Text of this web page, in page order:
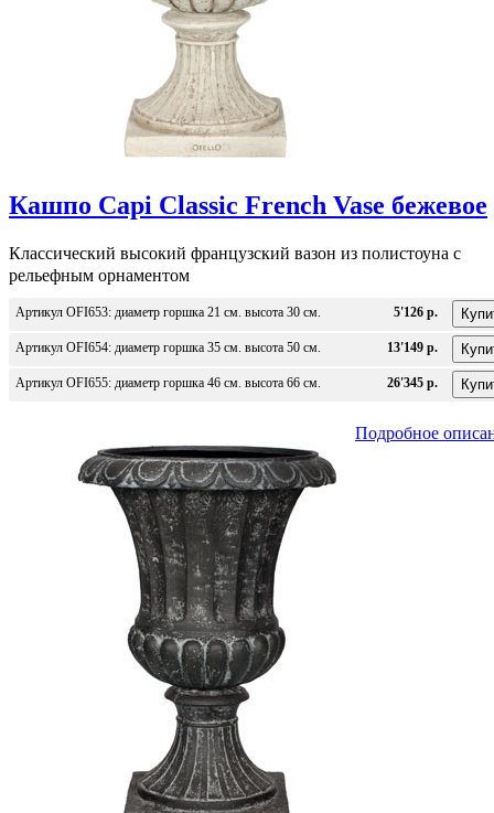
Кашпо Capi Classic French Vase бежевое
Классический высокий французский вазон из полистоуна с
рельефным орнаментом
Артикул OFI653: диаметр горшка 21 см. высота 30 см. 5'126 р.
Артикул OFI654: диаметр горшка 35 см. высота 50 см. 13'149 р.
Артикул OFI655: диаметр горшка 46 см. высота 66 см. 26'345 р.
Подробное